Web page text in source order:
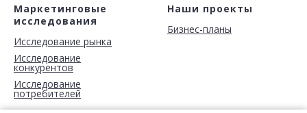
Маркетинговые
исследования
Исследование рынка
Исследование
конкурентов
Исследование
потребителей
Наши проекты
Бизнес-планы